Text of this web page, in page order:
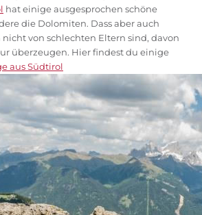
hat einige ausgesprochen schöne
die Dolomiten. Dass aber auch
von schlechten Eltern sind, davon
überzeugen. Hier findest du einige
aus Südtirol